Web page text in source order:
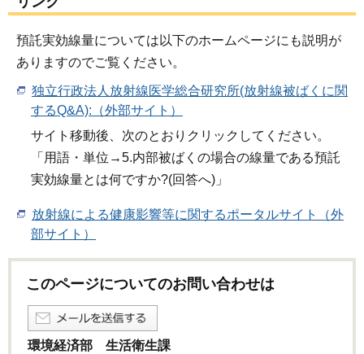
預託実効線量については以下のホームページにも説明が
ありますのでご覧ください。
独立行政法人放射線医学総合研究所(放射線被ばくに関
するQ&A):（外部サイト）
サイト移動後、次のとおりクリックしてください。
「用語・単位→5.内部被ばくの場合の線量である預託
実効線量とは何ですか?(回答へ)」
放射線による健康影響等に関するポータルサイト（外
部サイト）
このページについてのお問い合わせは
環境経済部 生活衛生課